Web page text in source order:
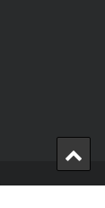
to